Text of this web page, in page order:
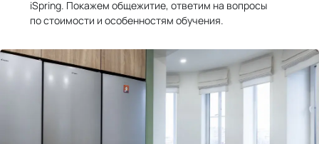
iSpring. Покажем общежитие, ответим на вопросы
по стоимости и особенностям обучения.